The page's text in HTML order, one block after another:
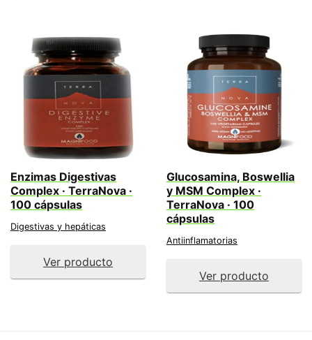
Enzimas Digestivas
Complex · TerraNova ·
100 cápsulas
Digestivas y hepáticas
Ver producto
Glucosamina, Boswellia
y MSM Complex ·
TerraNova · 100
cápsulas
Antiinflamatorias
Ver producto